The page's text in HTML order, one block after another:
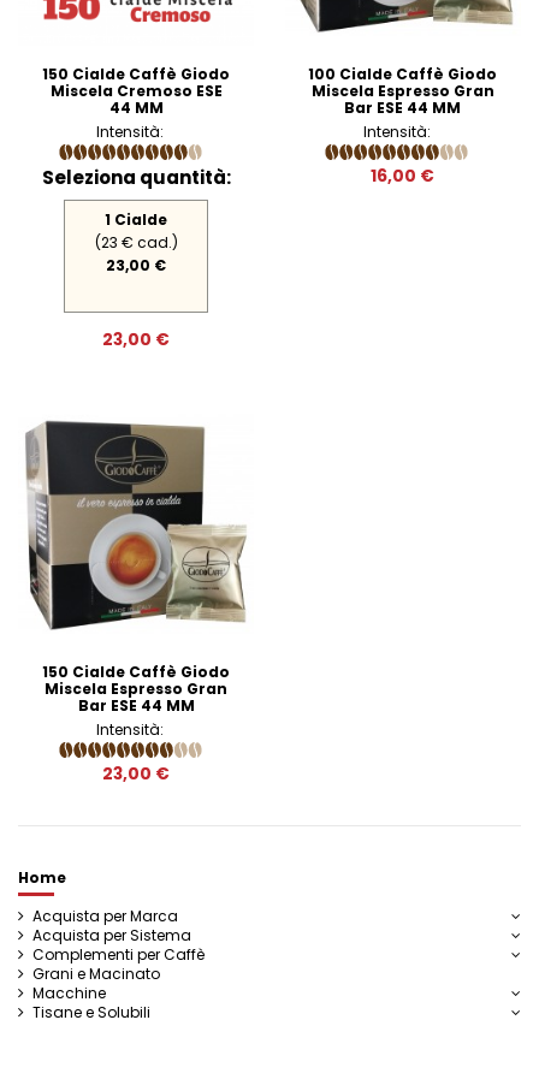
150 Cialde Caffè Giodo
Miscela Cremoso ESE
44 MM
Intensità:
Seleziona quantità:
1 Cialde
(23 € cad.)
23,00 €
23,00 €
100 Cialde Caffè Giodo
Miscela Espresso Gran
Bar ESE 44 MM
Intensità:
16,00 €
150 Cialde Caffè Giodo
Miscela Espresso Gran
Bar ESE 44 MM
Intensità:
23,00 €
Home
Acquista per Marca
Acquista per Sistema
Complementi per Caffè
Grani e Macinato
Macchine
Tisane e Solubili